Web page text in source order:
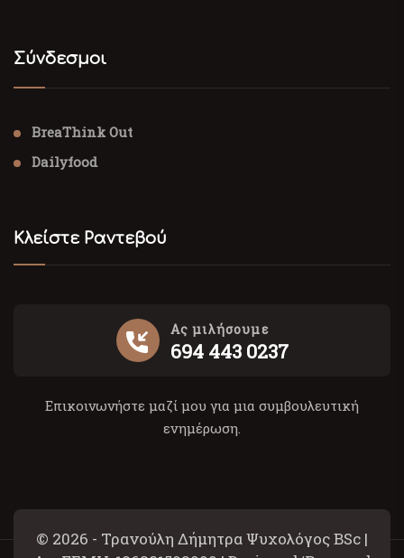
Σύνδεσμοι
BreaThink Out
Dailyfood
Κλείστε Ραντεβού
Ας μιλήσουμε
694 443 0237
Επικοινωνήστε μαζί μου για μια συμβουλευτική
ενημέρωση.
© 2026 - Τρανούλη Δήμητρα Ψυχολόγος BSc |